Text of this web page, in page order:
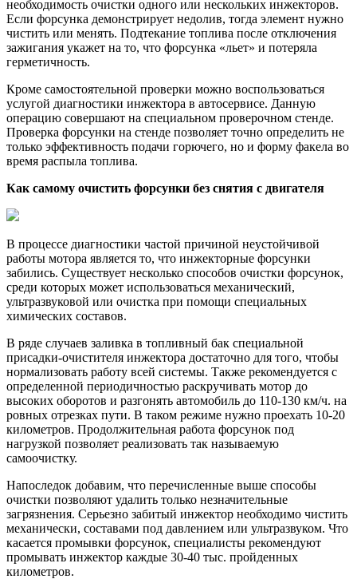
необходимость очистки одного или нескольких инжекторов.
Если форсунка демонстрирует недолив, тогда элемент нужно
чистить или менять. Подтекание топлива после отключения
зажигания укажет на то, что форсунка «льет» и потеряла
герметичность.
Кроме самостоятельной проверки можно воспользоваться
услугой диагностики инжектора в автосервисе. Данную
операцию совершают на специальном проверочном стенде.
Проверка форсунки на стенде позволяет точно определить не
только эффективность подачи горючего, но и форму факела во
время распыла топлива.
Как самому очистить форсунки без снятия с двигателя
В процессе диагностики частой причиной неустойчивой
работы мотора является то, что инжекторные форсунки
забились. Существует несколько способов очистки форсунок,
среди которых может использоваться механический,
ультразвуковой или очистка при помощи специальных
химических составов.
В ряде случаев заливка в топливный бак специальной
присадки-очистителя инжектора достаточно для того, чтобы
нормализовать работу всей системы. Также рекомендуется с
определенной периодичностью раскручивать мотор до
высоких оборотов и разгонять автомобиль до 110-130 км/ч. на
ровных отрезках пути. В таком режиме нужно проехать 10-20
километров. Продолжительная работа форсунок под
нагрузкой позволяет реализовать так называемую
самоочистку.
Напоследок добавим, что перечисленные выше способы
очистки позволяют удалить только незначительные
загрязнения. Серьезно забитый инжектор необходимо чистить
механически, составами под давлением или ультразвуком. Что
касается промывки форсунок, специалисты рекомендуют
промывать инжектор каждые 30-40 тыс. пройденных
километров.